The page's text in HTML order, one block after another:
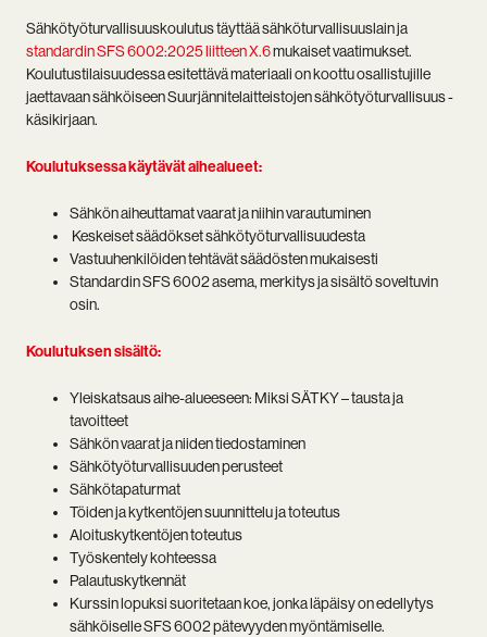
Sähkötyöturvallisuuskoulutus täyttää sähköturvallisuuslain ja
standardin SFS 6002:2025 liitteen X.6mukaiset vaatimukset.
Koulutustilaisuudessa esitettävä materiaali on koottu osallistujille
jaettavaan sähköiseen Suurjännitelaitteistojen sähkötyöturvallisuus -
käsikirjaan.
Koulutuksessa käytävät aihealueet:
Sähkön aiheuttamat vaarat ja niihin varautuminen
Keskeiset säädökset sähkötyöturvallisuudesta
Vastuuhenkilöiden tehtävät säädösten mukaisesti
Standardin SFS 6002 asema, merkitys ja sisältö soveltuvin
osin.
Koulutuksen sisältö:
Yleiskatsaus aihe-alueeseen: Miksi SÄTKY – tausta ja
tavoitteet
Sähkön vaarat ja niiden tiedostaminen
Sähkötyöturvallisuuden perusteet
Sähkötapaturmat
Töiden ja kytkentöjen suunnittelu ja toteutus
Aloituskytkentöjen toteutus
Työskentely kohteessa
Palautuskytkennät
Kurssin lopuksi suoritetaan koe, jonka läpäisy on edellytys
sähköiselle SFS 6002 pätevyyden myöntämiselle.